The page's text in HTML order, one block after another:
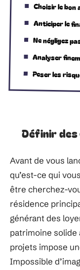
Choisir le bon
Anticiper le
Ne négligez
Analyser
Peser les
Définir
Avant de vous
qu’est-ce qui
être cherchez-
résidence
générant des
patrimoine solide
projets impose
Impossible